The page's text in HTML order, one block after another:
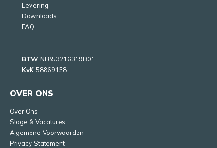
Levering
Downloads
FAQ
BTW NL853216319B01
KvK 58869158
OVER ONS
Over Ons
Stage & Vacatures
Algemene Voorwaarden
Privacy Statement